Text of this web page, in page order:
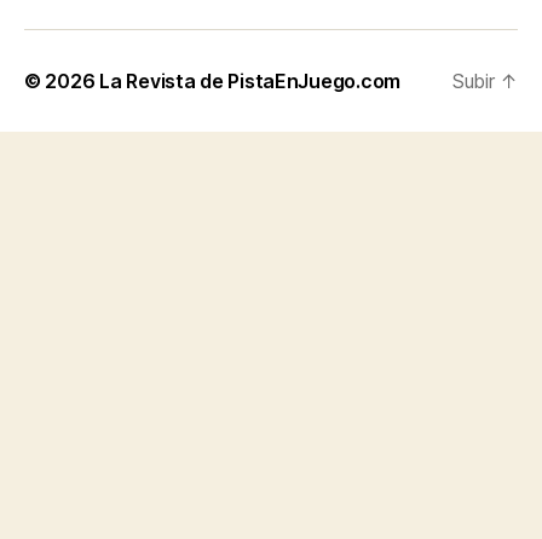
© 2026 La Revista de PistaEnJuego.com Subir ↑